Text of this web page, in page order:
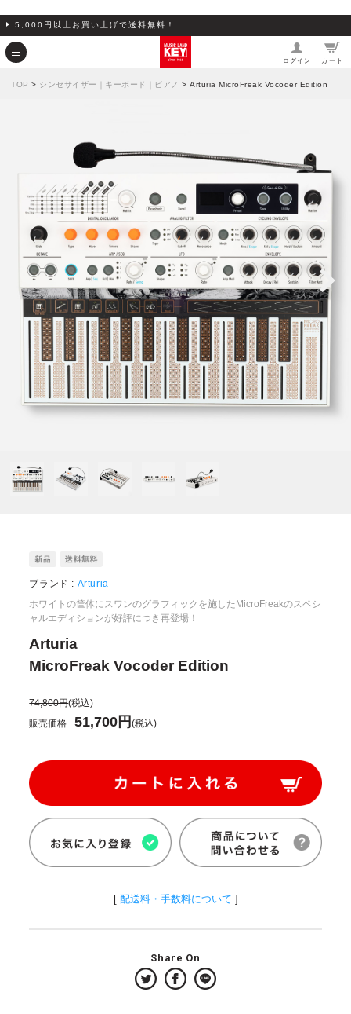
5,000円以上お買い上げで送料無料！
ログイン カート
TOP > シンセサイザー｜キーボード｜ピアノ > Arturia MicroFreak Vocoder Edition
ブランド : Arturia
ホワイトの筐体にスワンのグラフィックを施したMicroFreakのスペシ
ャルエディションが好評につき再登場！
Arturia
MicroFreak Vocoder Edition
74,800円(税込)
販売価格
51,700円(税込)
[ 配送料・手数料について ]
Share On